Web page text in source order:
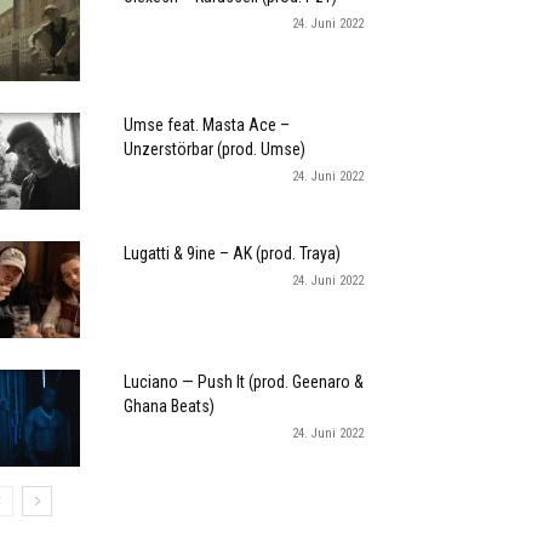
24. Juni 2022
Umse feat. Masta Ace –
Unzerstörbar (prod. Umse)
24. Juni 2022
Lugatti & 9ine – AK (prod. Traya)
24. Juni 2022
Luciano — Push It (prod. Geenaro &
Ghana Beats)
24. Juni 2022